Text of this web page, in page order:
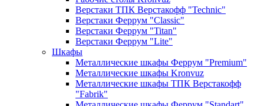
Верстаки ТПК Верстакофф "Technic"
Верстаки Феррум "Classic"
Верстаки Феррум "Titan"
Верстаки Феррум "Lite"
Шкафы
Металлические шкафы Феррум "Premium"
Металлические шкафы Kronvuz
Металлические шкафы ТПК Верстакофф
"Fabrik"